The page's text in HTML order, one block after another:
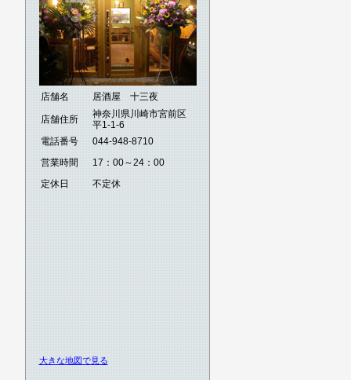
店舗名 居酒屋 十三夜
店舗住所
神奈川県川崎市宮前区
平1-1-6
電話番号
044-948-8710
営業時間
17：00～24：00
定休日
不定休
大きな地図で見る